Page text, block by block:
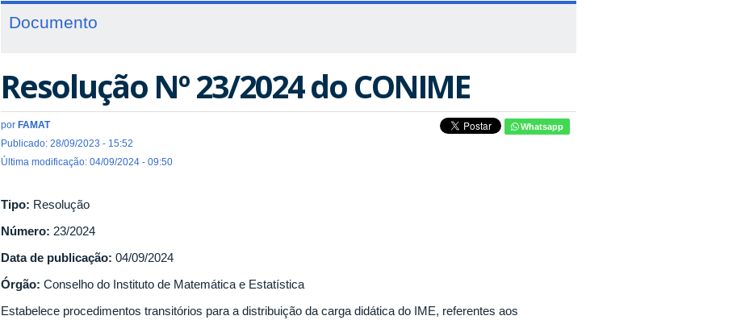
Documento
Resolução Nº 23/2024 do CONIME
por FAMAT
Publicado: 28/09/2023 - 15:52
Última modificação: 04/09/2024 - 09:50
Whatsapp
Tipo: Resolução
Número: 23/2024
Data de publicação: 04/09/2024
Órgão: Conselho do Instituto de Matemática e Estatística
Estabelece procedimentos transitórios para a distribuição da carga didática do IME, referentes aos